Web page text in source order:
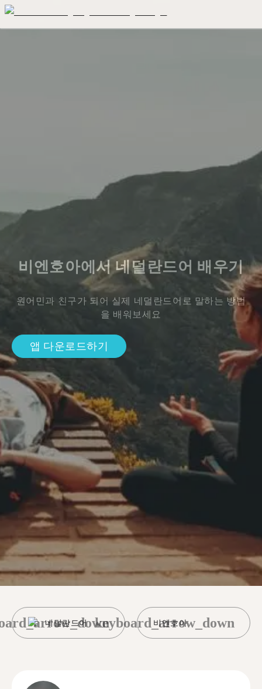
비엔호아에서 네덜란드어 배우기
원어민과 친구가 되어 실제 네덜란드어로 말하는 방법
을 배워보세요
앱 다운로드하기
네덜란드어 비엔호아
keyboard_arrow_down